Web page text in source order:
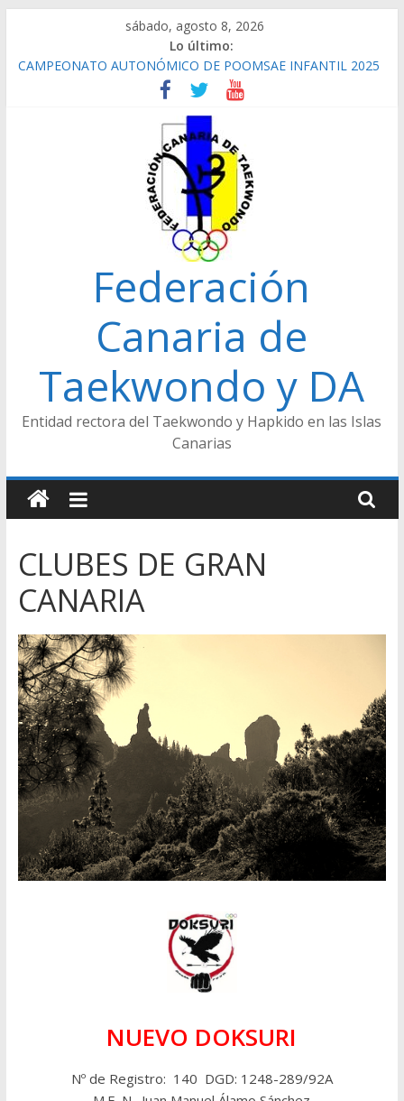
contenido
sábado, agosto 8, 2026
Lo último:
CAMPEONATO AUTONÓMICO DE POOMSAE INFANTIL 2025
REPETICIÓN ELECCIONES 2022
CAMPEONATO AUTONÓMICO CADETE 2026 GANADORES
CAMPEONATO AUTONÓMICO JUNIOR 24/01/2026
CAMPEONATO AUTONÓMICO SENIOR 2025
Federación
Canaria de
Taekwondo y DA
Entidad rectora del Taekwondo y Hapkido en las Islas
Canarias
CLUBES DE GRAN
CANARIA
NUEVO DOKSURI
Nº de Registro: 140 DGD: 1248-289/92A